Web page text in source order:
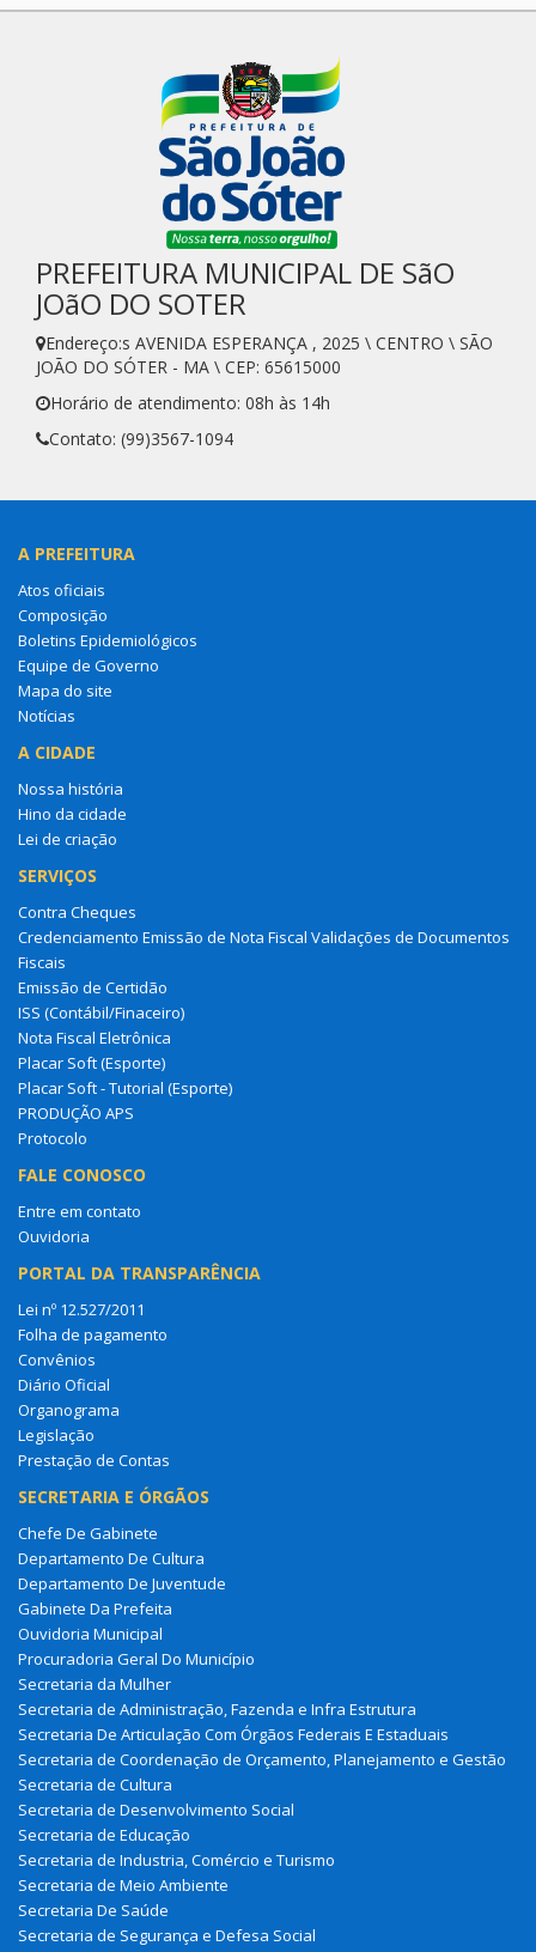
PREFEITURA MUNICIPAL DE SãO
JOãO DO SOTER
Endereço:s AVENIDA ESPERANÇA , 2025 \ CENTRO \ SÃO
JOÃO DO SÓTER - MA \ CEP: 65615000
Horário de atendimento: 08h às 14h
Contato: (99)3567-1094
A PREFEITURA
Atos oficiais
Composição
Boletins Epidemiológicos
Equipe de Governo
Mapa do site
Notícias
A CIDADE
Nossa história
Hino da cidade
Lei de criação
SERVIÇOS
Contra Cheques
Credenciamento Emissão de Nota Fiscal Validações de Documentos
Fiscais
Emissão de Certidão
ISS (Contábil/Finaceiro)
Nota Fiscal Eletrônica
Placar Soft (Esporte)
Placar Soft - Tutorial (Esporte)
PRODUÇÃO APS
Protocolo
FALE CONOSCO
Entre em contato
Ouvidoria
PORTAL DA TRANSPARÊNCIA
Lei nº 12.527/2011
Folha de pagamento
Convênios
Diário Oficial
Organograma
Legislação
Prestação de Contas
SECRETARIA E ÓRGÃOS
Chefe De Gabinete
Departamento De Cultura
Departamento De Juventude
Gabinete Da Prefeita
Ouvidoria Municipal
Procuradoria Geral Do Município
Secretaria da Mulher
Secretaria de Administração, Fazenda e Infra Estrutura
Secretaria De Articulação Com Órgãos Federais E Estaduais
Secretaria de Coordenação de Orçamento, Planejamento e Gestão
Secretaria de Cultura
Secretaria de Desenvolvimento Social
Secretaria de Educação
Secretaria de Industria, Comércio e Turismo
Secretaria de Meio Ambiente
Secretaria De Saúde
Secretaria de Segurança e Defesa Social